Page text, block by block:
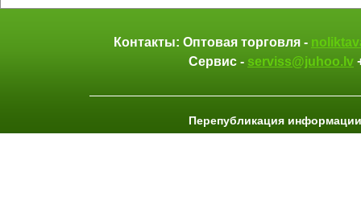
Контакты: Оптовая торговля -
Сервис - serviss@juhoo.lv
Перепубликация